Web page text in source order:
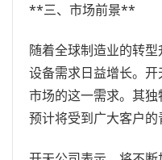
**三、市场前景**
随着全球制造业的转
设备需求日益增长。
市场的这一需求。其独
预计将受到广大客户的